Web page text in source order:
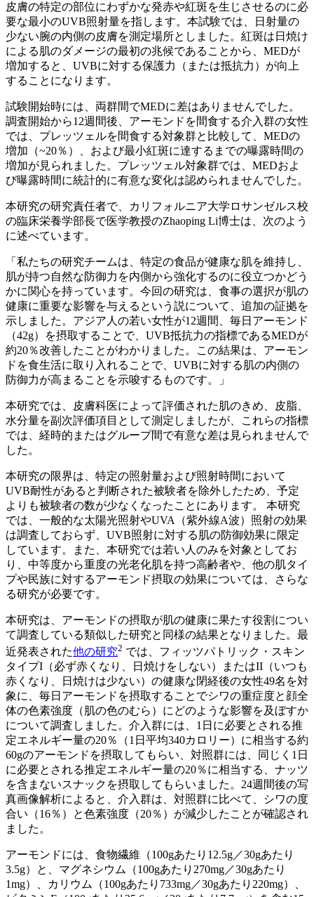
皮膚の特定の部位にわずかな発赤や紅斑を生じさせるのに必
要な最小のUVB照射量を指します。本試験では、日射量の
少ない腕の内側の皮膚を測定場所としました。紅斑は日焼け
による肌のダメージの最初の兆候であることから、MEDが
増加すると、UVBに対する保護力（または抵抗力）が向上
することになります。
試験開始時には、両群間でMEDに差はありませんでした。
調査開始から12週間後、アーモンドを間食する介入群の女性
では、プレッツェルを間食する対象群と比較して、MEDの
増加（~20％）、および最小紅斑に達するまでの曝露時間の
増加が見られました。プレッツェル対象群では、MEDおよ
び曝露時間に統計的に有意な変化は認められませんでした。
本研究の研究責任者で、カリフォルニア大学ロサンゼルス校
の臨床栄養学部長で医学教授のZhaoping Li博士は、次のよう
に述べています。
「私たちの研究チームは、特定の食品が健康な肌を維持し、
肌が持つ自然な防御力を内側から強化するのに役立つかどう
かに関心を持っています。今回の研究は、食事の選択が肌の
健康に重要な影響を与えるという説について、追加の証拠を
示しました。アジア人の若い女性が12週間、毎日アーモンド
（42g）を摂取することで、UVB抵抗力の指標であるMEDが
約20％改善したことがわかりました。この結果は、アーモン
ドを食生活に取り入れることで、UVBに対する肌の内側の
防御力が高まることを示唆するものです。」
本研究では、皮膚科医によって評価された肌のきめ、皮脂、
水分量を副次評価項目として測定しましたが、これらの指標
では、経時的またはグループ間で有意な差は見られませんで
した。
本研究の限界は、特定の照射量および照射時間において
UVB耐性があると判断された被験者を除外したため、予定
よりも被験者の数が少なくなったことにあります。 本研究
では、一般的な太陽光照射やUVA（紫外線A波）照射の効果
は調査しておらず、UVB照射に対する肌の防御効果に限定
しています。また、本研究では若い人のみを対象としてお
り、中等度から重度の光老化肌を持つ高齢者や、他の肌タイ
プや民族に対するアーモンド摂取の効果については、さらな
る研究が必要です。
本研究は、アーモンドの摂取が肌の健康に果たす役割につい
て調査している類似した研究と同様の結果となりました。最
近発表された他の研究2 では、フィッツパトリック・スキン
タイプI（必ず赤くなり、日焼けをしない）またはII（いつも
赤くなり、日焼けは少ない）の健康な閉経後の女性49名を対
象に、毎日アーモンドを摂取することでシワの重症度と顔全
体の色素強度（肌の色のむら）にどのような影響を及ぼすか
について調査しました。介入群には、1日に必要とされる推
定エネルギー量の20％（1日平均340カロリー）に相当する約
60gのアーモンドを摂取してもらい、対照群には、同じく1日
に必要とされる推定エネルギー量の20％に相当する、ナッツ
を含まないスナックを摂取してもらいました。24週間後の写
真画像解析によると、介入群は、対照群に比べて、シワの度
合い（16％）と色素強度（20％）が減少したことが確認され
ました。
アーモンドには、食物繊維（100gあたり12.5g／30gあたり
3.5g）と、マグネシウム（100gあたり270mg／30gあたり
1mg）、カリウム（100gあたり733mg／30gあたり220mg）、